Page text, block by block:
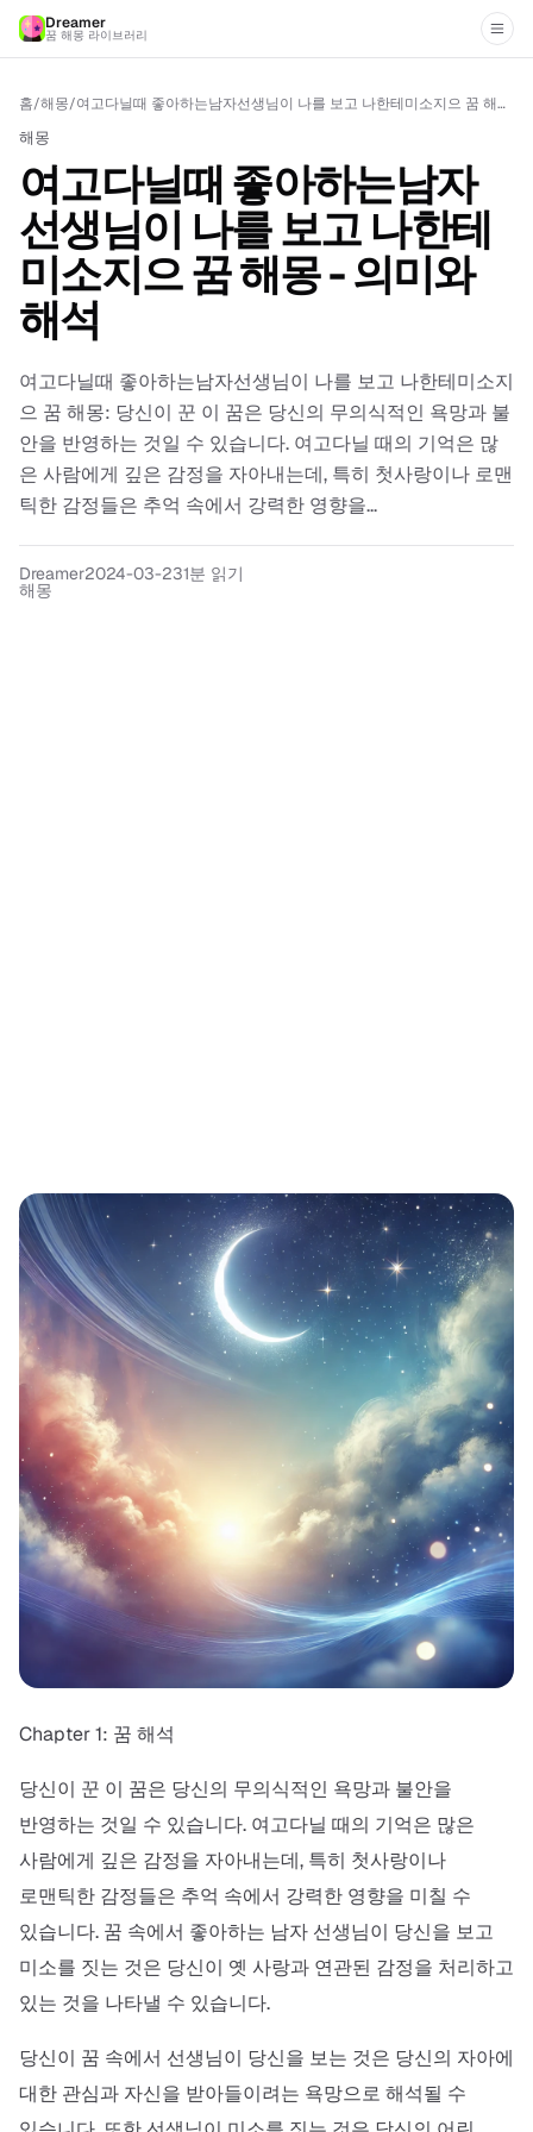
Dreamer
꿈 해몽 라이브러리
홈/해몽/ 여고다닐때 좋아하는남자선생님이 나를 보고 나한테미소지으 꿈 해몽 - 의미와 해석
해몽
여고다닐때 좋아하는남자
선생님이 나를 보고 나한테
미소지으 꿈 해몽 - 의미와
해석
여고다닐때 좋아하는남자선생님이 나를 보고 나한테미소지
으 꿈 해몽: 당신이 꾼 이 꿈은 당신의 무의식적인 욕망과 불
안을 반영하는 것일 수 있습니다. 여고다닐 때의 기억은 많
은 사람에게 깊은 감정을 자아내는데, 특히 첫사랑이나 로맨
틱한 감정들은 추억 속에서 강력한 영향을...
Dreamer2024-03-231분 읽기
해몽
Chapter 1: 꿈 해석
당신이 꾼 이 꿈은 당신의 무의식적인 욕망과 불안을
반영하는 것일 수 있습니다. 여고다닐 때의 기억은 많은
사람에게 깊은 감정을 자아내는데, 특히 첫사랑이나
로맨틱한 감정들은 추억 속에서 강력한 영향을 미칠 수
있습니다. 꿈 속에서 좋아하는 남자 선생님이 당신을 보고
미소를 짓는 것은 당신이 옛 사랑과 연관된 감정을 처리하고
있는 것을 나타낼 수 있습니다.
당신이 꿈 속에서 선생님이 당신을 보는 것은 당신의 자아에
대한 관심과 자신을 받아들이려는 욕망으로 해석될 수